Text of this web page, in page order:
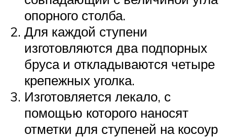
опорного столба.
Для каждой ступени
изготовляются два подпорных
бруса и откладываются четыре
крепежных уголка.
Изготовляется лекало, с
помощью которого наносят
отметки для ступеней на косоур